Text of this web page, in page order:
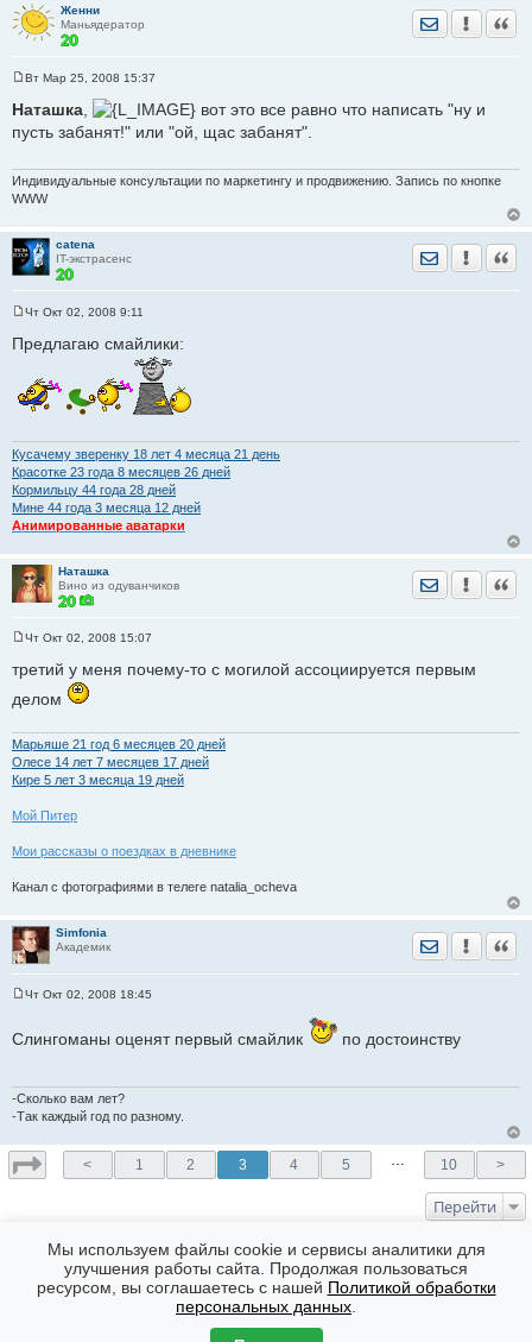
Женни
Маньядератор
Отправить
о
б
н
и
е
Вт Мар 25, 2008 15:37
Наташка
вот это все равно что написать "ну и
пусть забанят!" или "ой, щас забанят".
Индивидуальные консультации по маркетингу и продвижению. Запись по кнопке
WWW
catena
IT-экстрасенс
Отправить
о
е
н
Чт Окт 02, 2008 9:11
Предлагаю смайлики:
Кусачему зверенку 18 лет 4 месяца 21 день
Красотке 23 годa 8 месяцев 26 дней
Кормильцу 44 годa 28 дней
Мине 44 годa 3 месяца 12 дней
Анимированные аватарки
Наташка
Вино из одуванчиков
Отправить
о
щ
н
и
е
Чт Окт 02, 2008 15:07
третий у меня почему-то с могилой ассоциируется первым
делом
Марьяше 21 год 6 месяцев 20 дней
Олесе 14 лет 7 месяцев 17 дней
Кире 5 лет 3 месяца 19 дней
Мой Питер
Мои рассказы о поездках в дневнике
Канал с фотографиями в телеге natalia_ocheva
Simfonia
Академик
Отправить
о
б
н
и
е
Чт Окт 02, 2008 18:45
Слингоманы оценят первый смайлик по достоинству
-Сколько вам лет?
-Так каждый год по разному.
< 1 2 3 4 5 … 10 >
Перейти
КТО СЕЙЧАС НА ФОРУМЕ
Сейчас эту тему просматривают: Нет
Часовой пояс: GMT + 7
Мы используем файлы cookie и сервисы аналитики для
улучшения работы сайта. Продолжая пользоваться
ресурсом, вы соглашаетесь с нашей Политикой обработки
персональных данных